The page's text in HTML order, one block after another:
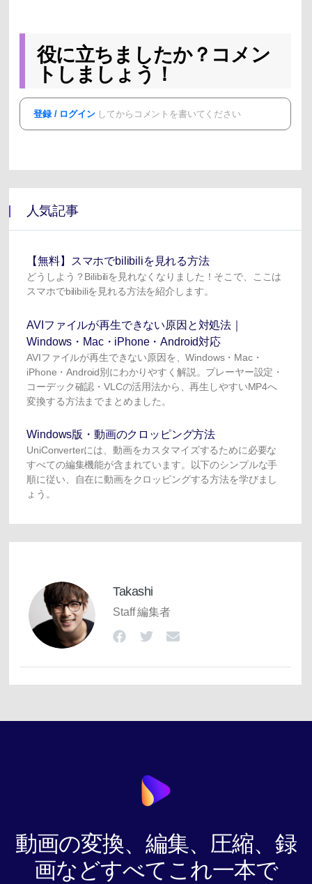
役に立ちましたか？コメン
トしましょう！
登録 / ログインしてからコメントを書いてください
人気記事
【無料】スマホでbilibiliを見れる方法
どうしよう？Bilibiliを見れなくなりました！そこで、ここは
スマホでbilibiliを見れる方法を紹介します。
AVIファイルが再生できない原因と対処法｜
Windows・Mac・iPhone・Android対応
AVIファイルが再生できない原因を、Windows・Mac・
iPhone・Android別にわかりやすく解説。プレーヤー設定・
コーデック確認・VLCの活用法から、再生しやすいMP4へ
変換する方法までまとめました。
Windows版・動画のクロッピング方法
UniConverterには、動画をカスタマイズするために必要な
すべての編集機能が含まれています。以下のシンプルな手
順に従い、自在に動画をクロッピングする方法を学びまし
ょう。
Takashi
Staff 編集者
動画の変換、編集、圧縮、録
画などすべてこれ一本で